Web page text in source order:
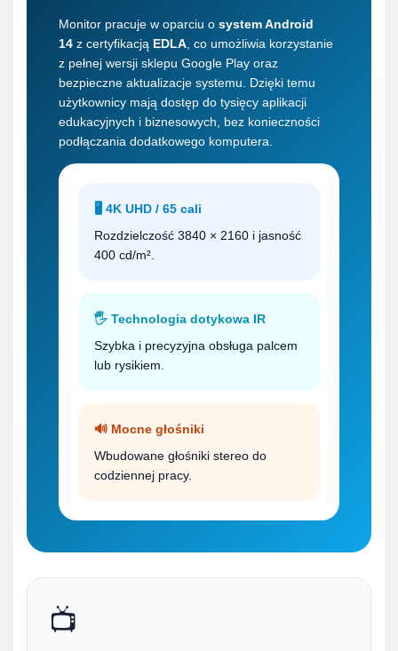
Monitor pracuje w oparciu o system Android
14 z certyfikacją EDLA , co umożliwia korzystanie
z pełnej wersji sklepu Google Play oraz
bezpieczne aktualizacje systemu. Dzięki temu
użytkownicy mają dostęp do tysięcy aplikacji
edukacyjnych i biznesowych, bez konieczności
podłączania dodatkowego komputera.
🖥️ 4K UHD / 65 cali
Rozdzielczość 3840 × 2160 i jasność
400 cd/m².
🖐️ Technologia dotykowa IR
Szybka i precyzyjna obsługa palcem
lub rysikiem.
🔊 Mocne głośniki
Wbudowane głośniki stereo do
codziennej pracy.
📺